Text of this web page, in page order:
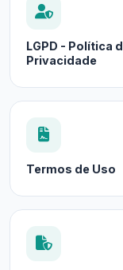
LGPD - Política
Privacidade
Termos de Uso